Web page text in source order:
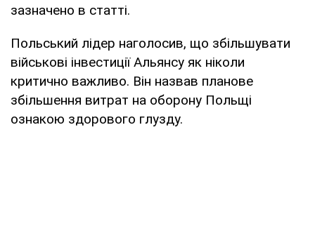
зазначено в статті.
Польський лідер наголосив, що збільшувати
військові інвестиції Альянсу як ніколи
критично важливо. Він назвав планове
збільшення витрат на оборону Польщі
ознакою здорового глузду.